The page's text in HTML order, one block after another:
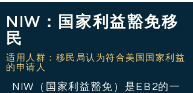
NIW：国家利益豁免移
民
适用人群：移民局认为符合美国国家利益
的申请人
NIW（国家利益豁免）是EB2的一